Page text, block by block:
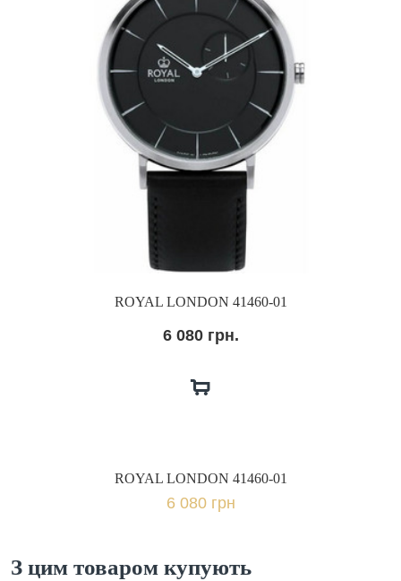
ROYAL LONDON 41460-01
6 080 грн.
ROYAL LONDON 41460-01
6 080 грн
З цим товаром купують